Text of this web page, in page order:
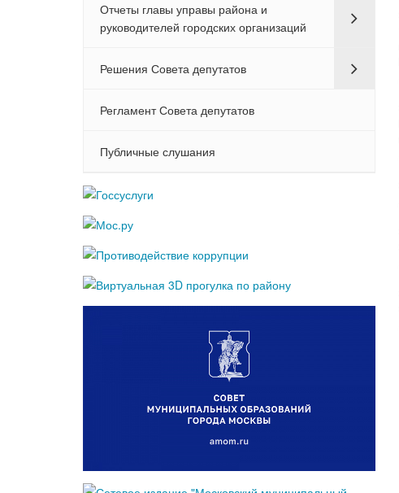
Отчеты главы управы района и
руководителей городских организаций
Решения Совета депутатов
Регламент Совета депутатов
Публичные слушания